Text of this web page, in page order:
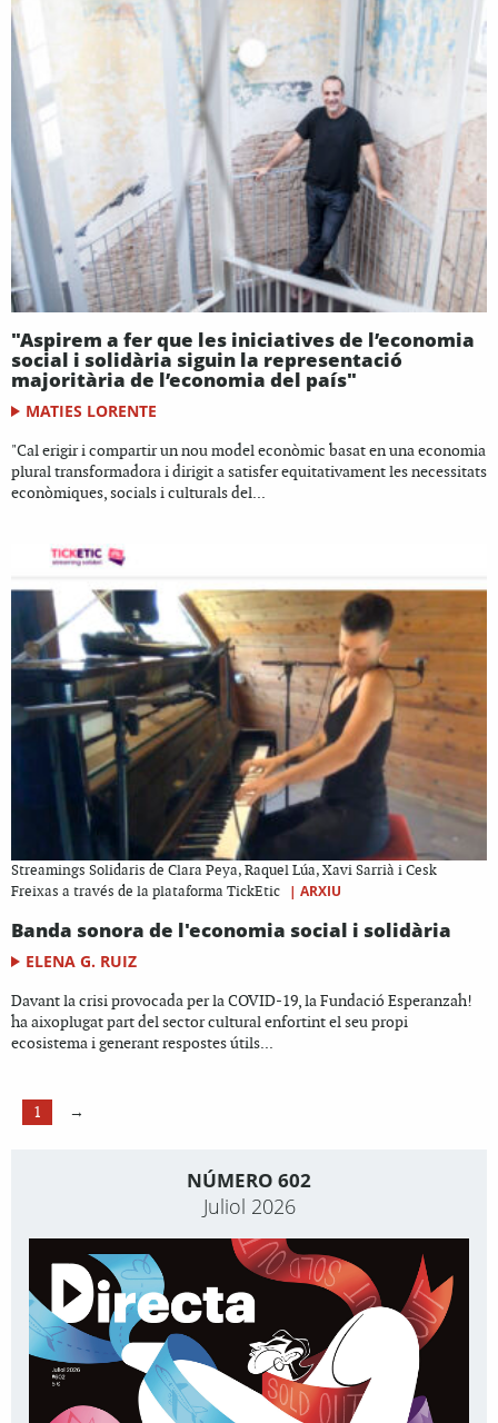
"Aspirem a fer que les iniciatives de l’economia
social i solidària siguin la representació
majoritària de l’economia del país"
MATIES LORENTE
"Cal erigir i compartir un nou model econòmic basat en una economia
plural transformadora i dirigit a satisfer equitativament les necessitats
econòmiques, socials i culturals del...
Streamings Solidaris de Clara Peya, Raquel Lúa, Xavi Sarrià i Cesk
Freixas a través de la plataforma TickEtic
| ARXIU
Banda sonora de l'economia social i solidària
ELENA G. RUIZ
Davant la crisi provocada per la COVID-19, la Fundació Esperanzah!
ha aixoplugat part del sector cultural enfortint el seu propi
ecosistema i generant respostes útils...
1 →
NÚMERO 602
Juliol 2026